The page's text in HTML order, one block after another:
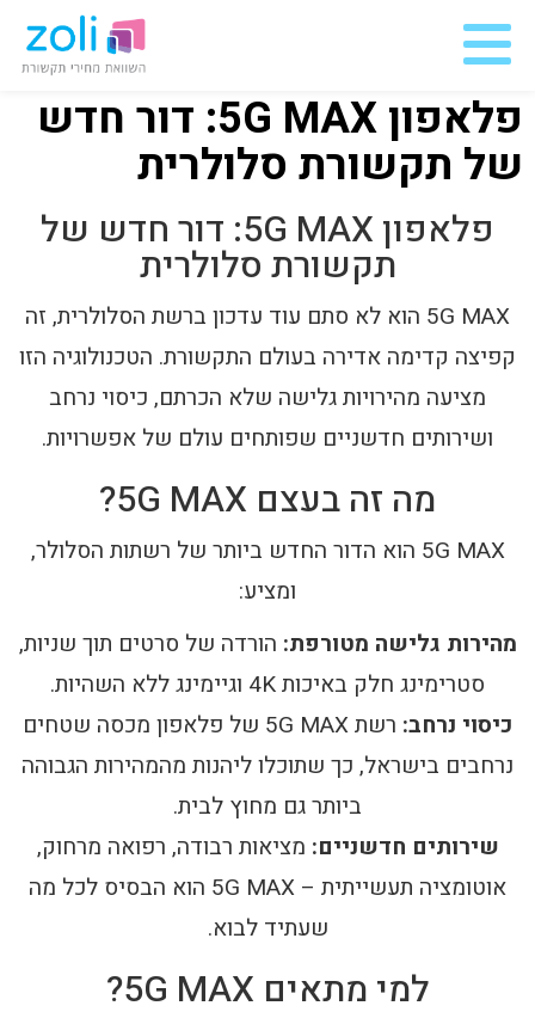
פלאפון 5G MAX: דור חדש
של תקשורת סלולרית
פלאפון 5G MAX: דור חדש של
תקשורת סלולרית
5G MAX הוא לא סתם עוד עדכון ברשת הסלולרית, זה
קפיצה קדימה אדירה בעולם התקשורת. הטכנולוגיה הזו
מציעה מהירויות גלישה שלא הכרתם, כיסוי נרחב
ושירותים חדשניים שפותחים עולם של אפשרויות.
מה זה בעצם 5G MAX?
5G MAX הוא הדור החדש ביותר של רשתות הסלולר,
ומציע:
מהירות גלישה מטורפת: הורדה של סרטים תוך שניות,
סטרימינג חלק באיכות 4K וגיימינג ללא השהיות.
כיסוי נרחב:
רשת 5G MAX של פלאפון מכסה שטחים
נרחבים בישראל, כך שתוכלו ליהנות מהמהירות הגבוהה
ביותר גם מחוץ לבית.
שירותים חדשניים: מציאות רבודה, רפואה מרחוק,
אוטומציה תעשייתית – 5G MAX הוא הבסיס לכל מה
שעתיד לבוא.
למי מתאים 5G MAX?